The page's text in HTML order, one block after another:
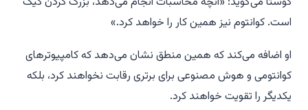
است. کوانتوم نیز همین کار را خواهد کرد.»
او اضافه می‌کند که همین منطق نشان می‌دهد که کامپیوترهای
کوانتومی و هوش مصنوعی برای برتری رقابت نخواهند کرد، بلکه
یکدیگر را تقویت خواهند کرد.